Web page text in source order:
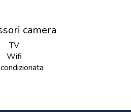
camera
TV
Wifi